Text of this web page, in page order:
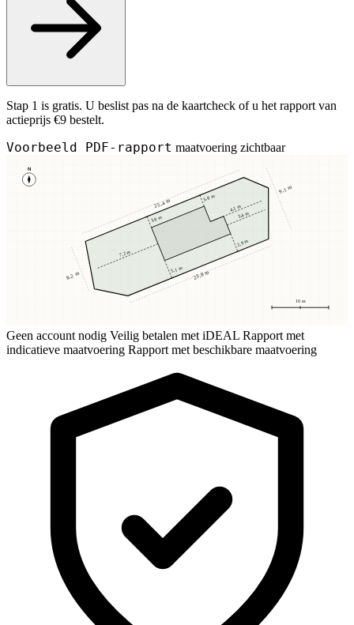
Stap 1 is gratis. U beslist pas na de kaartcheck of u het rapport van
actieprijs €9 bestelt.
Voorbeeld PDF-rapport maatvoering zichtbaar
N
10 m
3,8 m
3,8 m
5,1 m
2,9 m
7,2 m
3,4 m
4,1 m
25,4 m
23,8 m
8,2 m
9,1 m
Geen account nodig Veilig betalen met iDEAL Rapport met
indicatieve maatvoering Rapport met beschikbare maatvoering